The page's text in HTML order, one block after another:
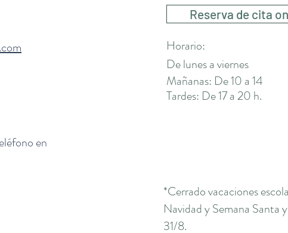
en
Reserva de cita
Horario:
De lunes a viernes
Mañanas: De 10 a 14
Tardes: De 17 a 20 h.
*Cerrado vacaciones
Navidad y Semana Santa
31/8.